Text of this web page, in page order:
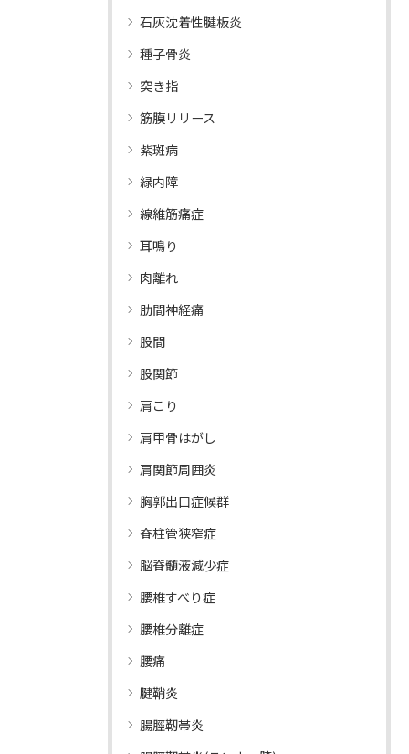
石灰沈着性腱板炎
種子骨炎
突き指
筋膜リリース
紫斑病
緑内障
線維筋痛症
耳鳴り
肉離れ
肋間神経痛
股間
股関節
肩こり
肩甲骨はがし
肩関節周囲炎
胸郭出口症候群
脊柱管狭窄症
脳脊髄液減少症
腰椎すべり症
腰椎分離症
腰痛
腱鞘炎
腸脛靭帯炎